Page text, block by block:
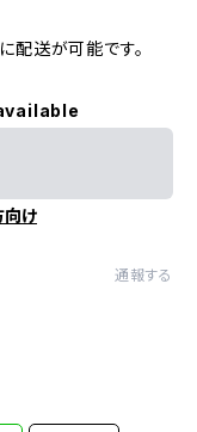
配送が可能です。
向け
通報する